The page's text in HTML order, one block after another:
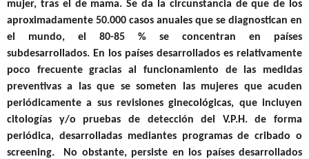
mujer, tras el de mama. Se da la circunstancia de que de los
aproximadamente 50.000 casos anuales que se diagnostican en
el mundo, el 80-85 % se concentran en países
subdesarrollados. En los países desarrollados es relativamente
poco frecuente gracias al funcionamiento de las medidas
preventivas a las que se someten las mujeres que acuden
periódicamente a sus revisiones ginecológicas, que incluyen
citologías y/o pruebas de detección del V.P.H. de forma
periódica, desarrolladas mediantes programas de cribado o
screening. No obstante, persiste en los países desarrollados